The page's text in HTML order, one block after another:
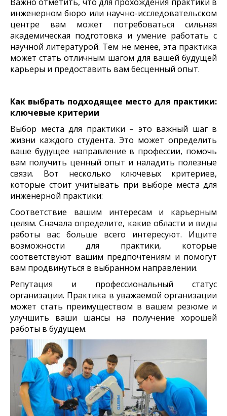
Важно отметить, что для прохождения практики в
инженерном бюро или научно-исследовательском
центре вам может потребоваться сильная
академическая подготовка и умение работать с
научной литературой. Тем не менее, эта практика
может стать отличным шагом для вашей будущей
карьеры и предоставить вам бесценный опыт.
Как выбрать подходящее место для практики:
ключевые критерии
Выбор места для практики – это важный шаг в
жизни каждого студента. Это может определить
ваше будущее направление в профессии, помочь
вам получить ценный опыт и наладить полезные
связи. Вот несколько ключевых критериев,
которые стоит учитывать при выборе места для
инженерной практики:
Соответствие вашим интересам и карьерным
целям. Сначала определите, какие области и виды
работы вас больше всего интересуют. Ищите
возможности для практики, которые
соответствуют вашим предпочтениям и помогут
вам продвинуться в выбранном направлении.
Репутация и профессиональный статус
организации. Практика в уважаемой организации
может стать преимуществом в вашем резюме и
улучшить ваши шансы на получение хорошей
работы в будущем.